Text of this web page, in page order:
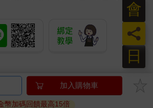
您操作ATM! 如接獲電話要求您前往
聽從指示，以免受騙上當！
加入購物車
幣加碼回饋最高15倍
日
員
會